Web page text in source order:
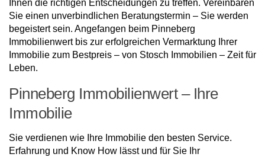
Ihnen die richtigen Entscheidungen zu treffen. Vereinbaren
Sie einen unverbindlichen Beratungstermin – Sie werden
begeistert sein. Angefangen beim Pinneberg
Immobilienwert bis zur erfolgreichen Vermarktung Ihrer
Immobilie zum Bestpreis – von Stosch Immobilien – Zeit für
Leben.
Pinneberg Immobilienwert – Ihre
Immobilie
Sie verdienen wie Ihre Immobilie den besten Service.
Erfahrung und Know How lässt und für Sie Ihr